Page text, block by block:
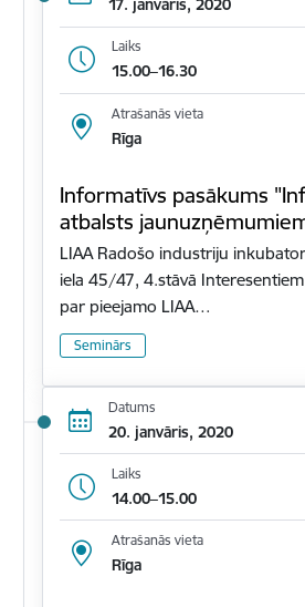
17. janvāris, 2020
Laiks
15.00–16.30
Atrašanās vieta
Rīga
Informatīvs pasākums
atbalsts
LIAA Radošo industriju
iela 45/47, 4.stāvā
par pieejamo LIAA…
Seminārs
Datums
20. janvāris, 2020
Laiks
14.00–15.00
Atrašanās vieta
Rīga